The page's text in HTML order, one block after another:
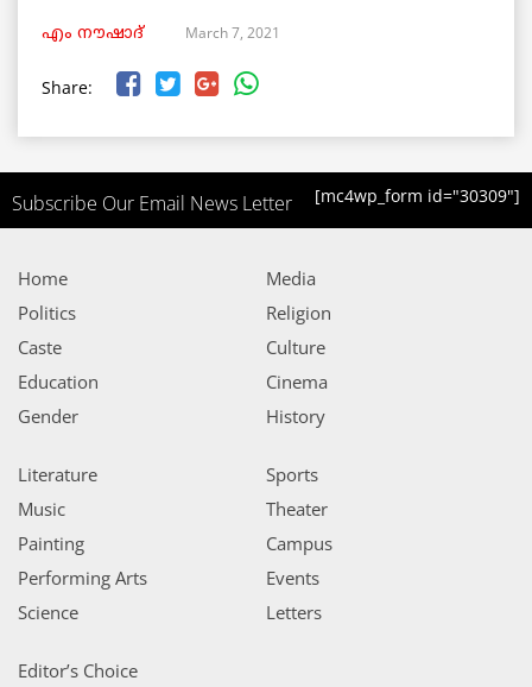
എം നൗഷാദ് March 7, 2021
Share:
Subscribe Our Email News Letter [mc4wp_form id="30309"]
Home
Politics
Caste
Education
Gender
Media
Religion
Culture
Cinema
History
Literature
Music
Painting
Performing Arts
Science
Sports
Theater
Campus
Events
Letters
Editor’s Choice